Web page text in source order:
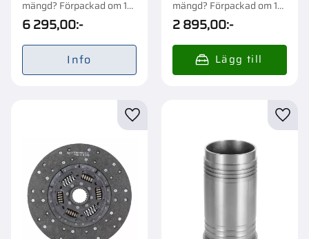
mängd? Förpackad om 1
st.
6 295,00:-
Info
mängd? Förpackad om 1
st.
2 895,00:-
Lägg till i favoriter